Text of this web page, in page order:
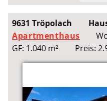
9631 Tröpolach
Apartmenthaus
GF: 1.040 m²
Preis: